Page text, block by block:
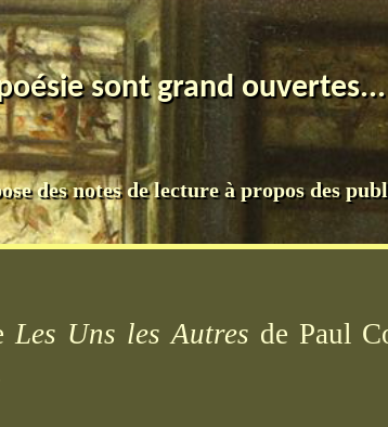
sont grand ouvertes...
des notes de lecture à propos des
Les Uns les Autres de Paul